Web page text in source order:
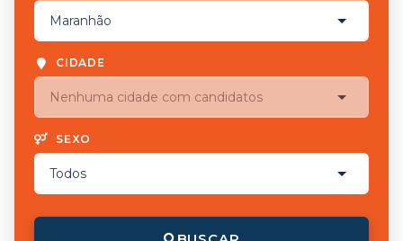
CIDADE
SEXO